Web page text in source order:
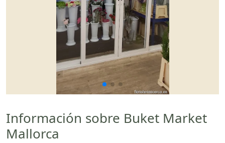
Información sobre Buket Market
Mallorca